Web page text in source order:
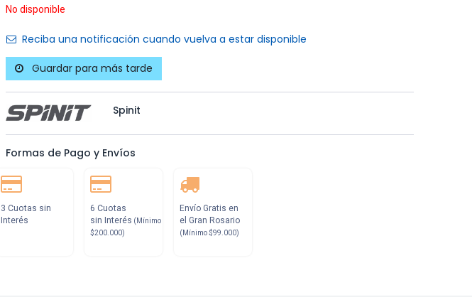
No disponible
Reciba una notificación cuando vuelva a estar disponible
Guardar para más tarde
Spinit
Formas de Pago y Envíos
3 Cuotas sin
Interés
6 Cuotas
sin Interés (Mínimo
$200.000)
Envío Gratis en
el Gran Rosario
(Mínimo $99.000)